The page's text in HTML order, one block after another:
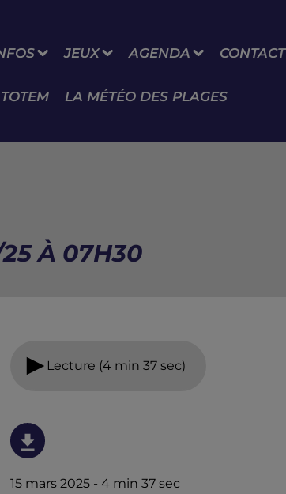
JEUX AGENDA CONTACT
LA MÉTÉO DES PLAGES
À 07H30
Lecture (4 min 37 sec)
15 mars 2025 - 4 min 37 sec